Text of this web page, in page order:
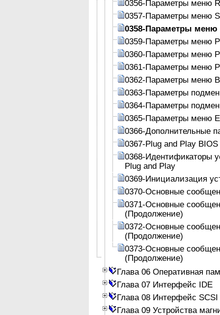
0356-Параметры меню
0357-Параметры меню
0358-Параметры
0359-Параметры меню
0360-Параметры меню
0361-Параметры меню
0362-Параметры меню
0363-Параметры
0364-Параметры
0365-Параметры меню
0366-Дополнительные
0367-Plug and Play BIOS
0368-Идентификаторы
Plug and Play
0369-Инициализация
0370-Основные
0371-Основные
(Продолжение)
0372-Основные
(Продолжение)
0373-Основные
(Продолжение)
Глава 06 Оперативная
Глава 07 Интерфейс IDE
Глава 08 Интерфейс SCSI
Глава 09 Устройства